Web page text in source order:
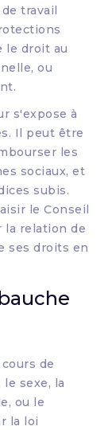
travail
le droit au
ou
s'expose à
Il peut être
les
sociaux, et
subis.
le Conseil
la relation de
ses droits en
de
sexe, la
ou le
la loi